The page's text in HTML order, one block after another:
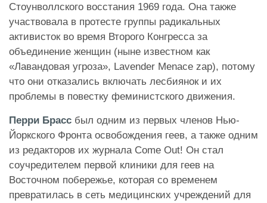
Стоунволлского восстания 1969 года. Она также
участвовала в протесте группы радикальных
активисток во время Второго Конгресса за
объединение женщин (ныне известном как
«Лавандовая угроза», Lavender Menace zap), потому
что они отказались включать лесбиянок и их
проблемы в повестку феминистского движения.
Перри Брасс был одним из первых членов Нью-
Йоркского Фронта освобождения геев, а также одним
из редакторов их журнала Come Out! Он стал
соучредителем первой клиники для геев на
Восточном побережье, которая со временем
превратилась в сеть медицинских учреждений для